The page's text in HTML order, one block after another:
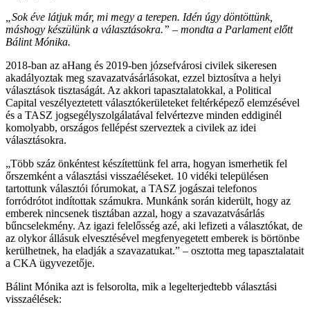
„Sok éve látjuk már, mi megy a terepen. Idén úgy döntöttünk,
máshogy készülünk a választásokra.” – mondta a Parlament előtt
Bálint Mónika.
2018-ban az aHang és 2019-ben józsefvárosi civilek sikeresen
akadályoztak meg szavazatvásárlásokat, ezzel biztosítva a helyi
választások tisztaságát. Az akkori tapasztalatokkal, a Political
Capital veszélyeztetett választókerületeket feltérképező elemzésével
és a TASZ jogsegélyszolgálatával felvértezve minden eddiginél
komolyabb, országos fellépést szerveztek a civilek az idei
választásokra.
„Több száz önkéntest készítettünk fel arra, hogyan ismerhetik fel
őrszemként a választási visszaéléseket. 10 vidéki településen
tartottunk választói fórumokat, a TASZ jogászai telefonos
forródrótot indítottak számukra. Munkánk során kiderült, hogy az
emberek nincsenek tisztában azzal, hogy a szavazatvásárlás
bűncselekmény. Az igazi felelősség azé, aki lefizeti a választókat, de
az olykor állásuk elvesztésével megfenyegetett emberek is börtönbe
kerülhetnek, ha eladják a szavazatukat.” – osztotta meg tapasztalatait
a CKA ügyvezetője.
Bálint Mónika azt is felsorolta, mik a legelterjedtebb választási
visszaélések: